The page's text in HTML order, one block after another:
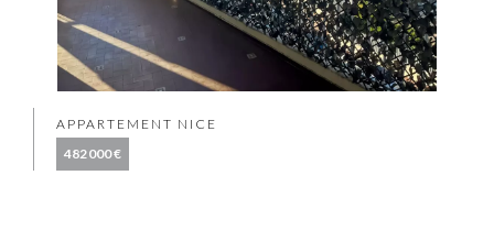
APPARTEMENT NICE
482 000 €